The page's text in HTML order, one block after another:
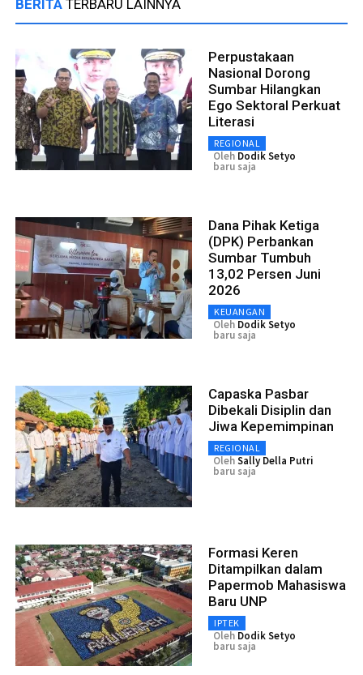
BERITA TERBARU LAINNYA
Perpustakaan
Nasional Dorong
Sumbar Hilangkan
Ego Sektoral Perkuat
Literasi
REGIONAL
Oleh Dodik Setyo
baru saja
Dana Pihak Ketiga
(DPK) Perbankan
Sumbar Tumbuh
13,02 Persen Juni
2026
KEUANGAN
Oleh Dodik Setyo
baru saja
Capaska Pasbar
Dibekali Disiplin dan
Jiwa Kepemimpinan
REGIONAL
OlehSally Della Putri
baru saja
Formasi Keren
Ditampilkan dalam
Papermob Mahasiswa
Baru UNP
IPTEK
Oleh Dodik Setyo
baru saja